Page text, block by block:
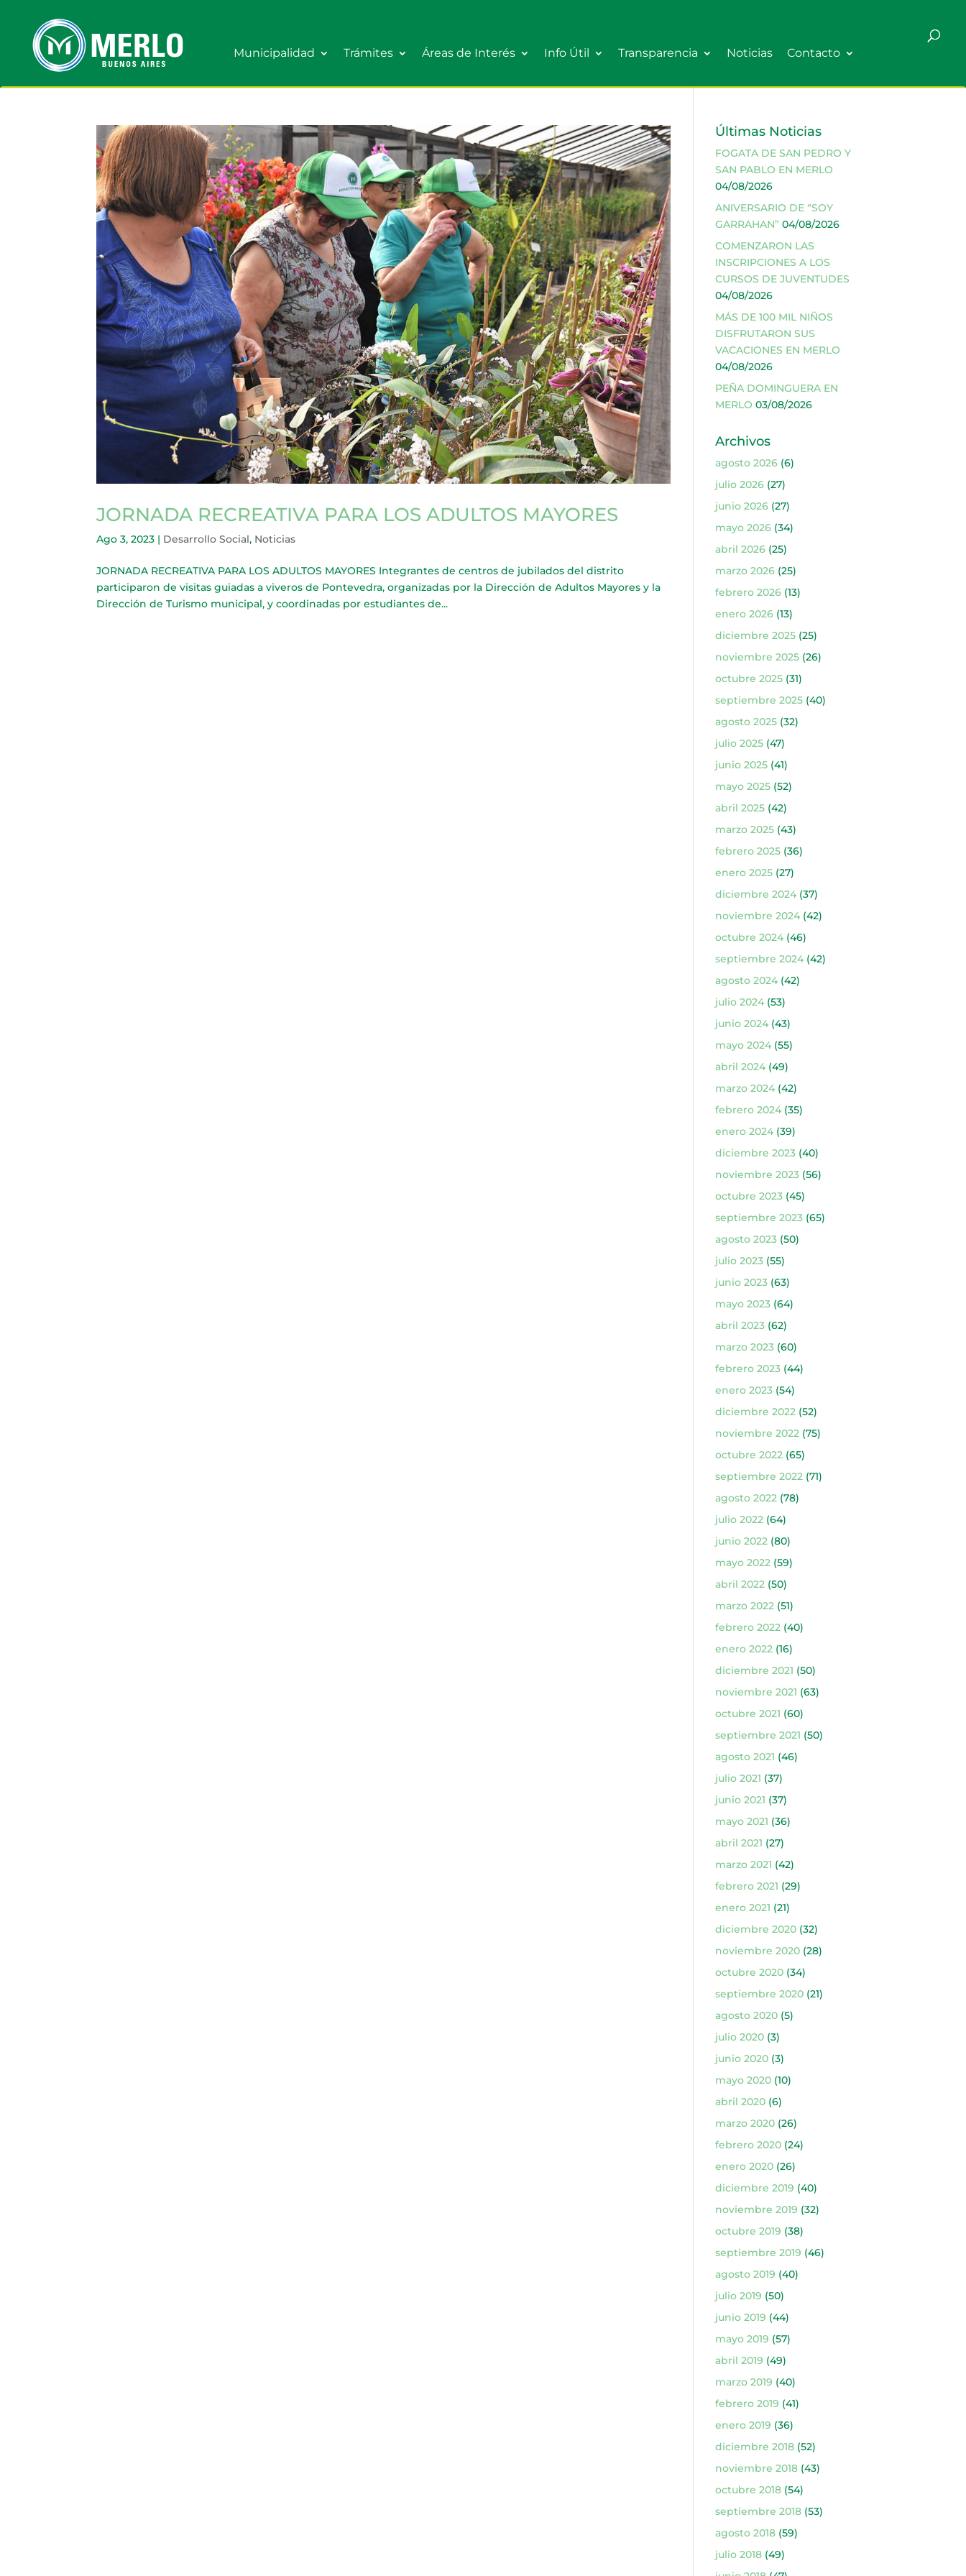
Municipalidad Trámites Áreas de Interés Info Útil Transparencia Noticias Contacto
JORNADA RECREATIVA PARA LOS ADULTOS MAYORES
Ago 3, 2023 | Desarrollo Social, Noticias
JORNADA RECREATIVA PARA LOS ADULTOS MAYORES Integrantes de centros de jubilados del distrito
participaron de visitas guiadas a viveros de Pontevedra, organizadas por la Dirección de Adultos Mayores y la
Dirección de Turismo municipal, y coordinadas por estudiantes de...
Últimas Noticias
FOGATA DE SAN PEDRO Y
SAN PABLO EN MERLO
04/08/2026
ANIVERSARIO DE “SOY
GARRAHAN” 04/08/2026
COMENZARON LAS
INSCRIPCIONES A LOS
CURSOS DE JUVENTUDES
04/08/2026
MÁS DE 100 MIL NIÑOS
DISFRUTARON SUS
VACACIONES EN MERLO
04/08/2026
PEÑA DOMINGUERA EN
MERLO 03/08/2026
Archivos
agosto 2026(6)
julio 2026(27)
junio 2026(27)
mayo 2026(34)
abril 2026(25)
marzo 2026(25)
febrero 2026(13)
enero 2026(13)
diciembre 2025(25)
noviembre 2025(26)
octubre 2025(31)
septiembre 2025(40)
agosto 2025(32)
julio 2025(47)
junio 2025(41)
mayo 2025(52)
abril 2025(42)
marzo 2025(43)
febrero 2025(36)
enero 2025(27)
diciembre 2024(37)
noviembre 2024(42)
octubre 2024(46)
septiembre 2024(42)
agosto 2024(42)
julio 2024(53)
junio 2024(43)
mayo 2024(55)
abril 2024(49)
marzo 2024(42)
febrero 2024(35)
enero 2024(39)
diciembre 2023(40)
noviembre 2023(56)
octubre 2023(45)
septiembre 2023(65)
agosto 2023(50)
julio 2023(55)
junio 2023(63)
mayo 2023(64)
abril 2023(62)
marzo 2023(60)
febrero 2023(44)
enero 2023(54)
diciembre 2022(52)
noviembre 2022(75)
octubre 2022(65)
septiembre 2022(71)
agosto 2022(78)
julio 2022(64)
junio 2022(80)
mayo 2022(59)
abril 2022(50)
marzo 2022(51)
febrero 2022(40)
enero 2022(16)
diciembre 2021 (50)
noviembre 2021 (63)
octubre 2021 (60)
septiembre 2021 (50)
agosto 2021 (46)
julio 2021 (37)
junio 2021 (37)
mayo 2021 (36)
abril 2021 (27)
marzo 2021 (42)
febrero 2021 (29)
enero 2021 (21)
diciembre 2020(32)
noviembre 2020(28)
octubre 2020(34)
septiembre 2020(21)
agosto 2020(5)
julio 2020(3)
junio 2020(3)
mayo 2020(10)
abril 2020(6)
marzo 2020(26)
febrero 2020(24)
enero 2020(26)
diciembre 2019 (40)
noviembre 2019 (32)
octubre 2019 (38)
septiembre 2019 (46)
agosto 2019 (40)
julio 2019 (50)
junio 2019 (44)
mayo 2019 (57)
abril 2019 (49)
marzo 2019 (40)
febrero 2019 (41)
enero 2019 (36)
diciembre 2018(52)
noviembre 2018(43)
octubre 2018(54)
septiembre 2018(53)
agosto 2018(59)
julio 2018(49)